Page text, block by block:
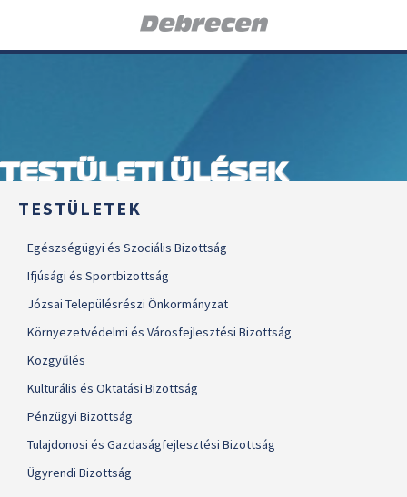
TESTÜLETI ÜLÉSEK
TESTÜLETEK
Egészségügyi és Szociális Bizottság
Ifjúsági és Sportbizottság
Józsai Településrészi Önkormányzat
Környezetvédelmi és Városfejlesztési Bizottság
Közgyűlés
Kulturális és Oktatási Bizottság
Pénzügyi Bizottság
Tulajdonosi és Gazdaságfejlesztési Bizottság
Ügyrendi Bizottság